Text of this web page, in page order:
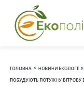
ГОЛОВНА › НОВИНИ ЕКОЛОГІЇ
ПОБУДУЮТЬ ПОТУЖНУ ВІТРОВУ